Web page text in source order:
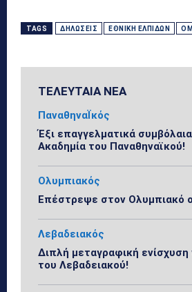
TAGS ΔΗΛΏΣΕΙΣ ΕΘΝΙΚΉ ΕΛΠΊΔΩΝ
ΤΕΛΕΥΤΑΙΑ ΝΕΑ
ΠαναθηναΪκός
Έξι επαγγελματικά
Ακαδημία του Παναθηναϊκού!
Ολυμπιακός
Επέστρεψε στον Ολυμπιακό
Λεβαδειακός
Διπλή μεταγραφική ενίσχυση
του Λεβαδειακού!